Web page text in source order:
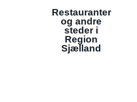
Restauranter
og andre
steder i
Region
Sjælland